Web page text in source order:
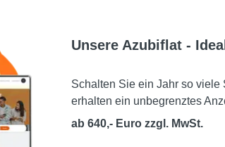
Unsere Azubiflat -
Schalten Sie ein Jahr so
erhalten ein unbegrenztes
ab 640,- Euro zzgl. MwSt.